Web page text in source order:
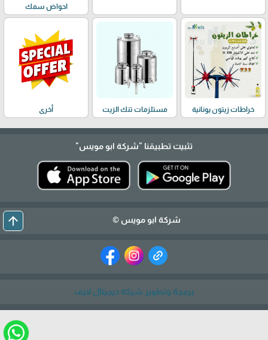
احواض سمك
خراطات زيتون يونانية مستلزمات تنك الزيت أخرى
تثبيت تطبيقنا "شركة ابو مويس"
شركة ابو مويس © arrow_upward
برمجة وتطوير شركة ديجيتال لايف